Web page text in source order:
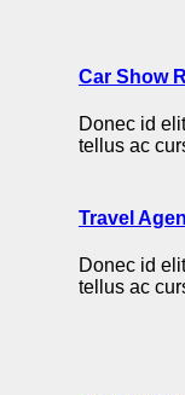
Car Show
Donec id
tellus ac
Travel
Donec id
tellus ac